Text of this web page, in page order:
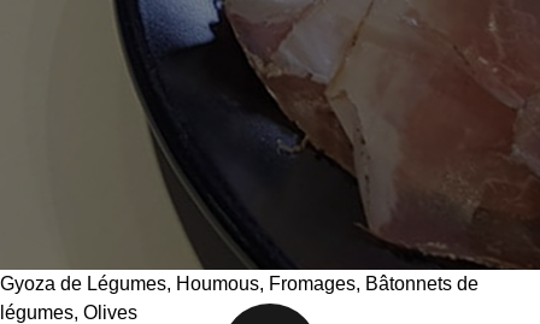
Gyoza de Légumes, Houmous, Fromages, Bâtonnets de
légumes, Olives